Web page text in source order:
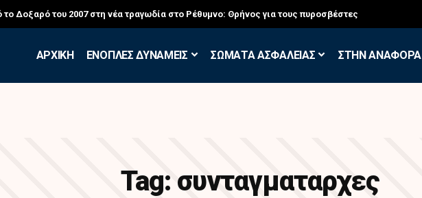
το Δοξαρό του 2007 στη νέα τραγωδία στο Ρέθυμνο: Θρήνος για τους πυροσβέστες
APXIKH ΕΝΟΠΛΕΣ ΔΥΝΑΜΕΙΣ ΣΩΜΑΤΑ ΑΣΦΑΛΕΙΑΣ ΣΤΗΝ ΑΝΑΦΟΡΑ
Tag: συνταγματαρχες